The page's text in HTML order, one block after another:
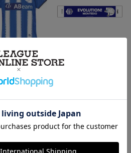
オーセンティックユ
ーム半袖（FP1st）
円～23,760円
ベアー タオルマフラー
2,500円
ト「ディーオ」グッズは、サポータ
！